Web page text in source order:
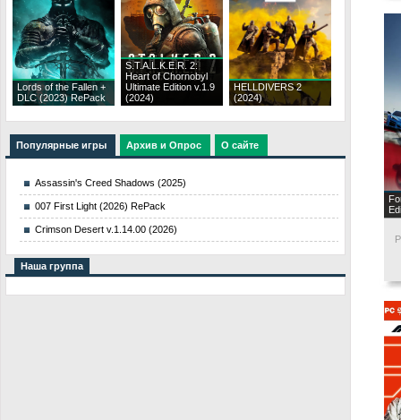
Lords of the Fallen +
DLC (2023) RePack
S.T.A.L.K.E.R. 2:
Heart of Chornobyl
Ultimate Edition v.1.9
(2024)
HELLDIVERS 2
(2024)
Популярные игры Архив и Опрос О сайте
Assassin's Creed Shadows (2025)
007 First Light (2026) RePack
Crimson Desert v.1.14.00 (2026)
Наша группа